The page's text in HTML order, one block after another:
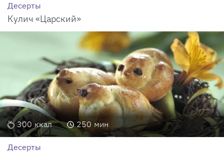
Десерты
Кулич «Царский»
300 ккал 250 мин
Десерты